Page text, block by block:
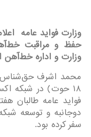
وزارت فواید عامه
حفظ و مراقبت
وزارت و اداره
محمد اشرف حق‌شناس،
۱۸ حوت) در شبکه
فواید عامه طالبان
دوجانبه و توسعه
سفر کرده بود.